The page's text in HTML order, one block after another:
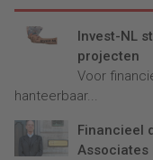
Invest-NL
projecten
Voor
hanteerbaar...
Financieel
Associates